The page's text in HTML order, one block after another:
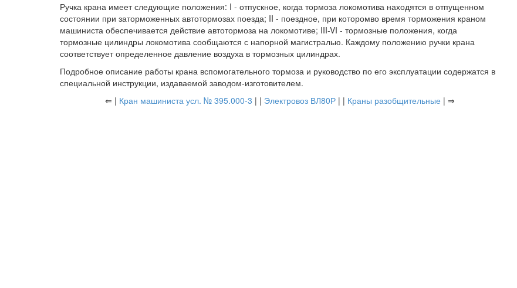
Ручка крана имеет следующие положения: I - отпускное, когда тормоза локомотива находятся в отпущенном
состоянии при заторможенных автотормозах поезда; II - поездное, при которомво время торможения краном
машиниста обеспечивается действие автотормоза на локомотиве; III-VI - тормозные положения, когда
тормозные цилиндры локомотива сообщаются с напорной магистралью. Каждому положению ручки крана
соответствует определенное давление воздуха в тормозных цилиндрах.
Подробное описание работы крана вспомогательного тормоза и руководство по его эксплуатации содержатся в
специальной инструкции, издаваемой заводом-изготовителем.
⇐ | Кран машиниста усл. № 395.000-3 | | Электровоз ВЛ80Р | | Краны разобщительные | ⇒